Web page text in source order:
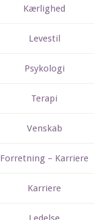
Kærlighed
Levestil
Psykologi
Terapi
Venskab
Forretning – Karriere
Karriere